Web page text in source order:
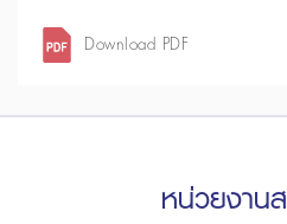
Download PDF
หน่วยงาน